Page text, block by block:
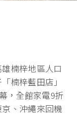
楠梓地區人口
楠梓藍田店」
，全館家電9折
、沖繩來回機